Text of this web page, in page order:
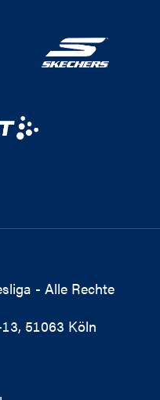
- Alle Rechte
51063 Köln